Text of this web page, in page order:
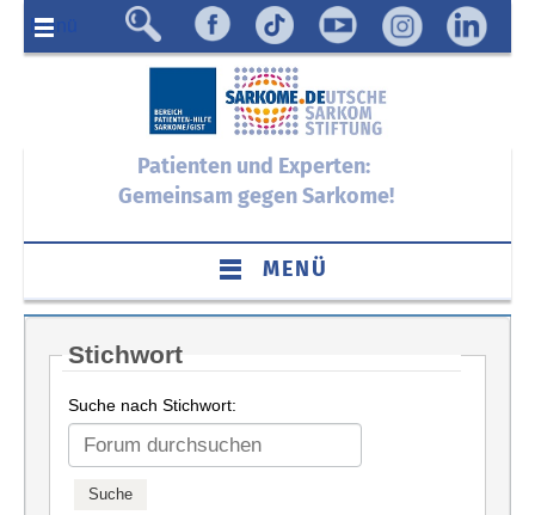
Menü
Patienten und Experten:
Gemeinsam gegen Sarkome!
MENÜ
Stichwort
Suche nach Stichwort: